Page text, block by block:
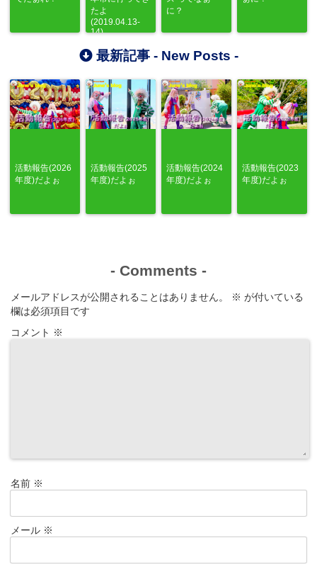
たよ
(2019.04.13-
14)
に？
最新記事 - New Posts -
活動報告(2026
年度)だよぉ
活動報告(2025
年度)だよぉ
活動報告(2024
年度)だよぉ
活動報告(2023
年度)だよぉ
- Comments -
メールアドレスが公開されることはありません。 ※ が付いている
欄は必須項目です
コメント ※
名前 ※
メール ※